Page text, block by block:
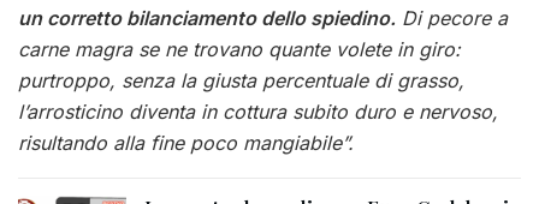
un corretto bilanciamento dello spiedino. Di pecore a
carne magra se ne trovano quante volete in giro:
purtroppo, senza la giusta percentuale di grasso,
l’arrosticino diventa in cottura subito duro e nervoso,
risultando alla fine poco mangiabile”.